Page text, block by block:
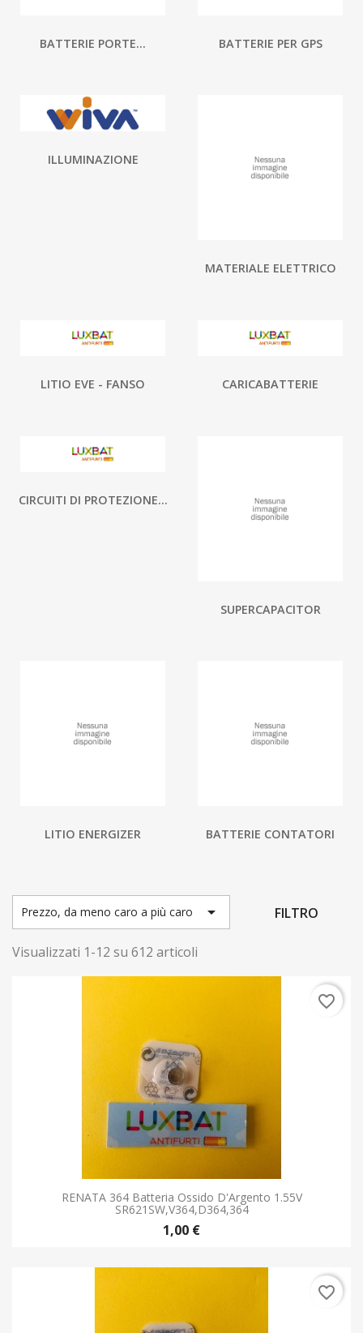
BATTERIE PORTE... BATTERIE PER GPS
ILLUMINAZIONE
MATERIALE ELETTRICO
LITIO EVE - FANSO CARICABATTERIE
CIRCUITI DI PROTEZIONE...
SUPERCAPACITOR
LITIO ENERGIZER BATTERIE CONTATORI
Prezzo, da meno caro a più caro  FILTRO
Visualizzati 1-12 su 612 articoli
RENATA 364 Batteria Ossido D'Argento 1.55V
SR621SW,V364,D364,364
1,00 €
favorite_border
favorite_border